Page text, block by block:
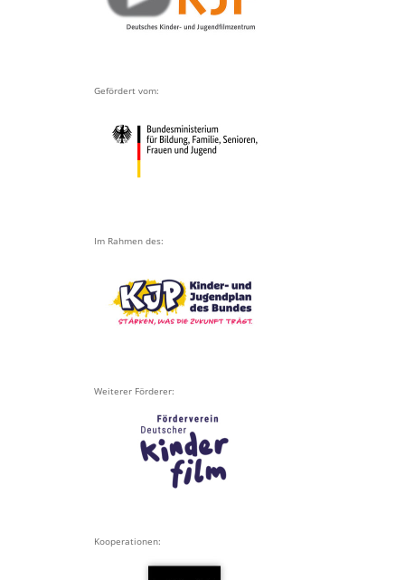
Gefördert vom:
Im Rahmen des:
Weiterer Förderer:
Kooperationen: